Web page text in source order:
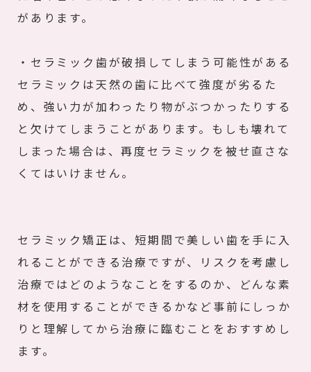
があります。
・セラミック歯が破損してしまう可能性がある
セラミックは天然の歯に比べて強度が劣るた
め、強い力が加わったり物がぶつかったりする
と欠けてしまうことがあります。もしも壊れて
しまった場合は、再度セラミックを被せ直さな
くてはいけません。
セラミック矯正は、短期間で美しい歯を手に入
れることができる治療ですが、リスクを考慮し
治療ではどのようなことをするのか、どんな素
材を使用することができるかなど事前にしっか
りと理解してから治療に臨むことをおすすめし
ます。